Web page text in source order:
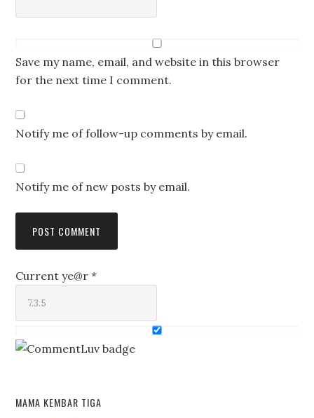
Save my name, email, and website in this browser
for the next time I comment.
Notify me of follow-up comments by email.
Notify me of new posts by email.
Current ye@r*
MAMA KEMBAR TIGA